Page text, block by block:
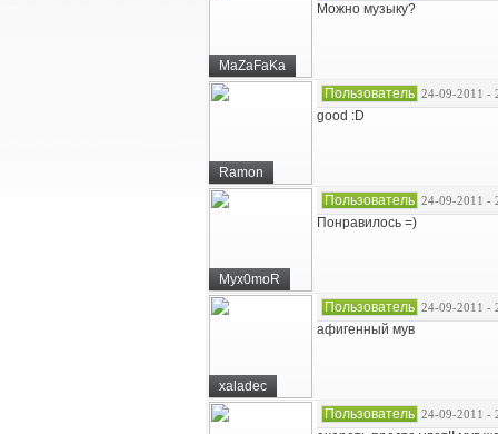
MaZaFaKa
Можно музыку?
Ramon
Пользователь 24-09-2011 -
good :D
Myx0moR
Пользователь 24-09-2011 -
Понравилось =)
xaladec
Пользователь 24-09-2011 -
афигенный мув
Пользователь 24-09-2011 -